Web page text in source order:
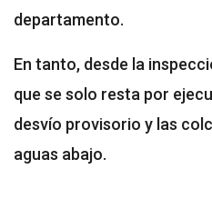
departamento.
En tanto, desde la
que se solo resta por
desvío provisorio y las
aguas abajo.